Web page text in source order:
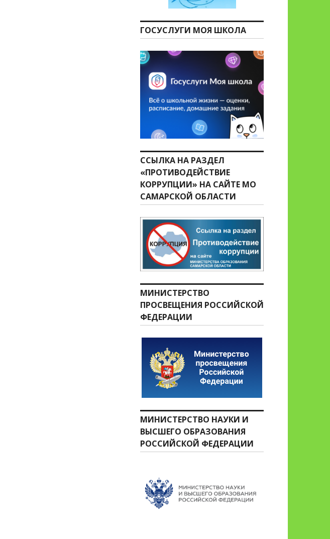
ГОСУСЛУГИ МОЯ ШКОЛА
ССЫЛКА НА РАЗДЕЛ
«ПРОТИВОДЕЙСТВИЕ
КОРРУПЦИИ» НА САЙТЕ МО
САМАРСКОЙ ОБЛАСТИ
МИНИСТЕРСТВО
ПРОСВЕЩЕНИЯ РОССИЙСКОЙ
ФЕДЕРАЦИИ
МИНИСТЕРСТВО НАУКИ И
ВЫСШЕГО ОБРАЗОВАНИЯ
РОССИЙСКОЙ ФЕДЕРАЦИИ